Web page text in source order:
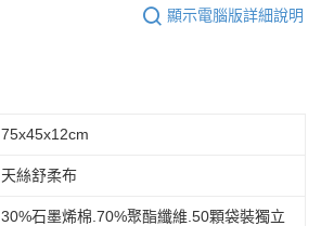
顯示電腦版詳細說明
75x45x12cm
天絲舒柔布
30%石墨烯棉.70%聚酯纖維.50顆袋裝獨立